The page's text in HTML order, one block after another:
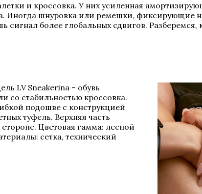
и кроссовка. У них усиленная
Иногда шнуровка или ремешки, фиксирующие
сигнал более глобальных сдвигов.
LV Sneakerina – обувь
со стабильностью кроссовка.
подошве с конструкцией
туфель. Верхняя часть
Цветовая гамма: лесной
сетка, технический